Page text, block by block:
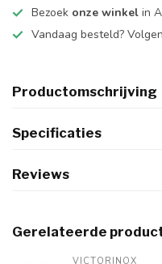
Bezoek onze winkel in
Vandaag besteld?
Productomschrijving
Specificaties
Reviews
Gerelateerde
VICTORINOX